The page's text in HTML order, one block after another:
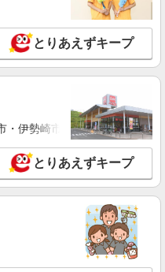
※一律処遇改善加算含む 〇時
日祝勤務手当 〇夜勤手当 〇深
無違反表彰金 〇年末年始勤務
夜間18:00〜20:00は時給
イジフリーケアセンター枚方
中宮西之町 4番15号
詳細を見る
介護職／夜勤のみ
円 ※経験・能力・資格等
社会福祉士 時給1,549円 実務
初任者研修 時給1,447円 ※一
〇時間外勤務手当 〇土日祝勤
ライフ星が丘 大阪府枚方市印
詳細を見る
とりあえずキープ
・伊勢崎市・太田市・館林市
とりあえずキープ